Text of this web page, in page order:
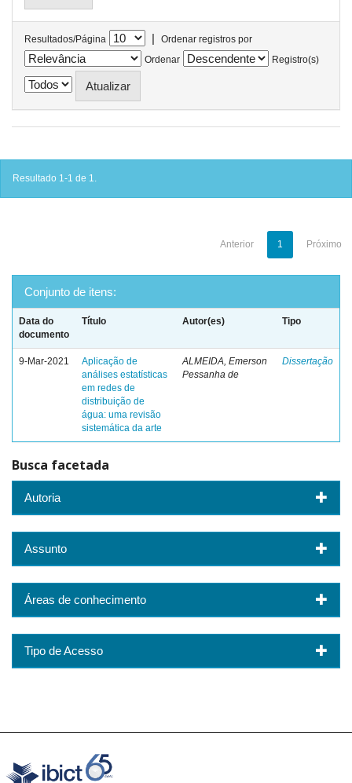
Resultados/Página |
Ordenar registros por
Ordenar
Registro(s)
Resultado 1-1 de 1.
Anterior 1 Próximo
Conjunto de itens:
Data do
documento
Título Autor(es) Tipo
9-Mar-2021
Aplicação de
análises estatísticas
em redes de
distribuição de
água: uma revisão
sistemática da arte
ALMEIDA, Emerson
Pessanha de
Dissertação
Busca facetada
Autoria
Assunto
Áreas de conhecimento
Tipo de Acesso